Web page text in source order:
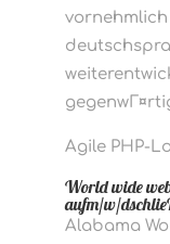
Agile PHP-
World wide
aufm/w/
Alabama